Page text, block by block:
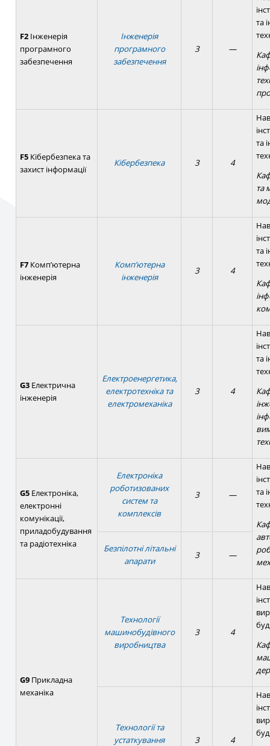
F2 Інженерія
програмного
забезпечення
Інженерія
програмного
забезпечення
3 —
та
F5 Кібербезпека та
захист інформації
Кібербезпека 3 4
та
та
F7 Комп’ютерна
інженерія
Комп’ютерна
інженерія
3 4
та
G3 Електрична
інженерія
Електроенергетика,
електротехніка та
електромеханіка
3 4
та
G5 Електроніка,
електронні
комунікації,
приладобудування
та радіотехніка
Електроніка
роботизованих
систем та
комплексів
3 —
та
Безпілотні літальні
апарати
3 —
G9 Прикладна
механіка
Технології
машинобудівного
виробництва
3 4
Технології та
устаткування
3 4